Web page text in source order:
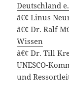
Deutschland
â€¢ Linus
â€¢ Dr. Ralf
Wissen
â€¢ Dr. Till
UNESCO-
und